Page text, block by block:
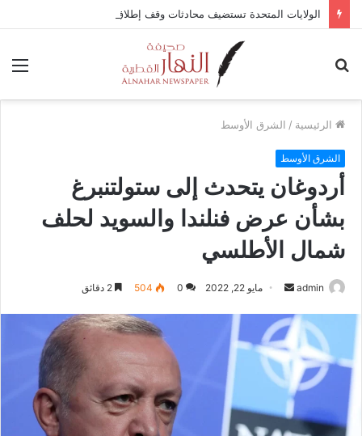
الرئيسية / الشرق الأوسط
الشرق الأوسط
أردوغان يتحدث إلى ستولتنبرغ
بشأن عرض فنلندا والسويد لحلف
شمال الأطلسي
admin
س
ل
ب
ر
مايو 22, 2022 0
504